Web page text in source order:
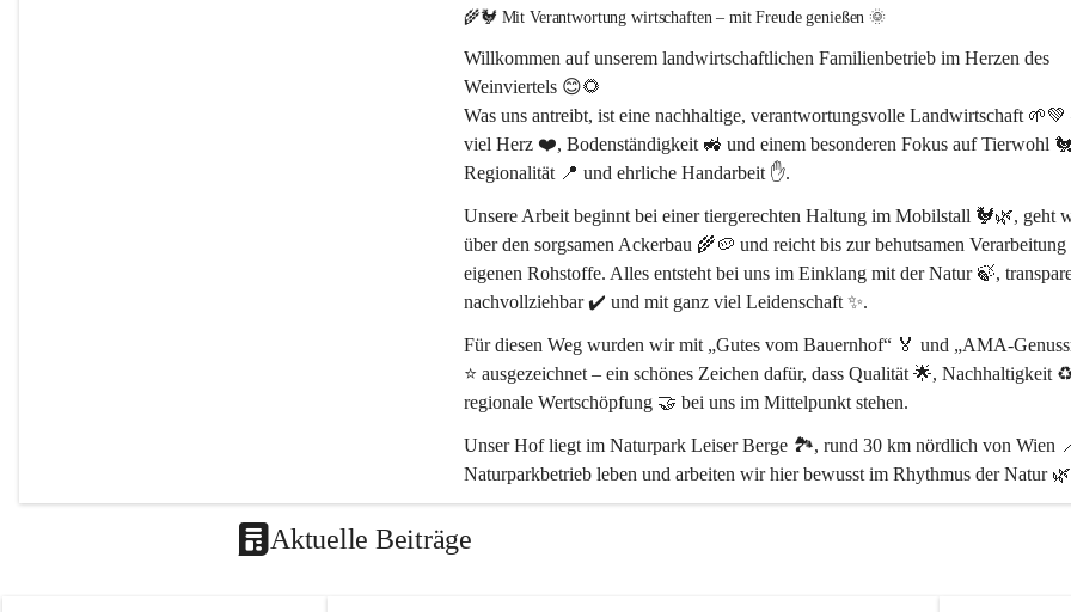
🌾🐓 Mit Verantwortung wirtschaften – mit Freude genießen 🌞
Willkommen auf unserem landwirtschaftlichen Familienbetrieb im Herzen des
Weinviertels 😊🌻
Was uns antreibt, ist eine nachhaltige, verantwortungsvolle Landwirtschaft 🌱💚
viel Herz ❤️, Bodenständigkeit 🚜 und einem besonderen Fokus auf Tierwohl 🐔
Regionalität 📍 und ehrliche Handarbeit ✋.
Unsere Arbeit beginnt bei einer tiergerechten Haltung im Mobilstall 🐓🌿, geht
über den sorgsamen Ackerbau 🌾🥔 und reicht bis zur behutsamen Verarbeitung
eigenen Rohstoffe. Alles entsteht bei uns im Einklang mit der Natur 🍃,
nachvollziehbar ✔️ und mit ganz viel Leidenschaft ✨.
Für diesen Weg wurden wir mit „Gutes vom Bauernhof“ 🏅 und „AMA-
⭐ ausgezeichnet – ein schönes Zeichen dafür, dass Qualität 🌟, Nachhaltigkeit
regionale Wertschöpfung 🤝 bei uns im Mittelpunkt stehen.
Unser Hof liegt im Naturpark Leiser Berge 🏞️, rund 30 km nördlich von Wien
Naturparkbetrieb leben und arbeiten wir hier bewusst im Rhythmus der Natur
Aktuelle Beiträge